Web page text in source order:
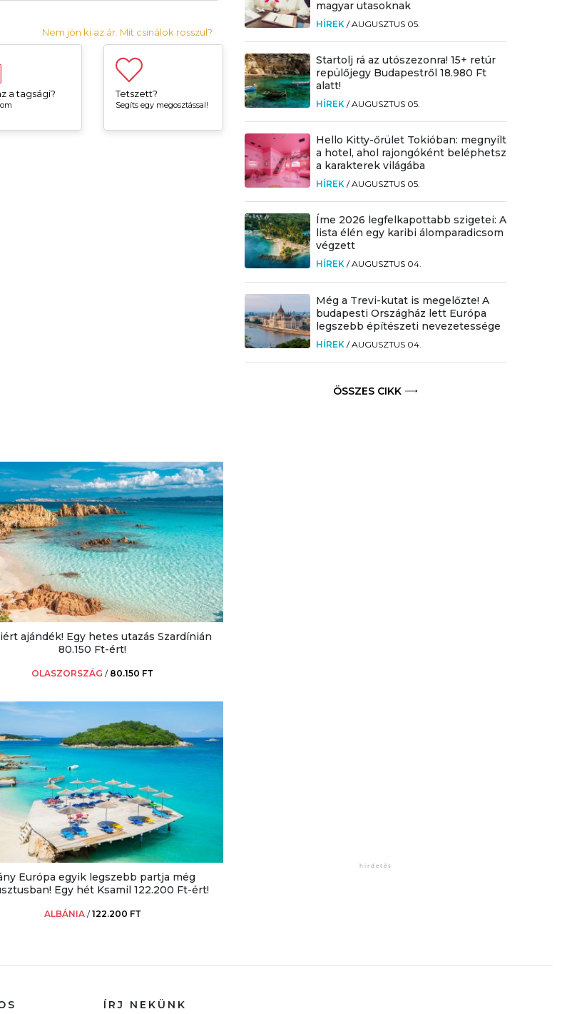
Nem jön ki az ár. Mit csinálok rosszul?
a tagsági? Tetszett?
Segíts egy megosztással!
ajándék! Egy hetes utazás Szardínián
80.150 Ft-ért!
OLASZORSZÁG / 80.150 FT
Európa egyik legszebb partja még
Egy hét Ksamil 122.200 Ft-ért!
ALBÁNIA /122.200 FT
magyar utasoknak
HÍREK /AUGUSZTUS 05.
Startolj rá az utószezonra! 15+ retúr
repülőjegy Budapestről 18.980 Ft
alatt!
HÍREK /AUGUSZTUS 05.
Hello Kitty-őrület Tokióban: megnyílt
a hotel, ahol rajongóként beléphetsz
a karakterek világába
HÍREK /AUGUSZTUS 05.
Íme 2026 legfelkapottabb szigetei: A
lista élén egy karibi álomparadicsom
végzett
HÍREK /AUGUSZTUS 04.
Még a Trevi-kutat is megelőzte! A
budapesti Országház lett Európa
legszebb építészeti nevezetessége
HÍREK /AUGUSZTUS 04.
ÖSSZES CIKK
ÍRJ NEKÜNK